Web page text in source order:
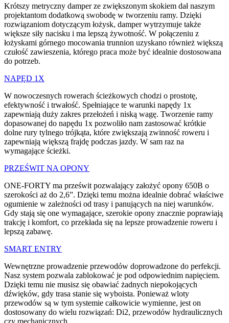
Krótszy metryczny damper ze zwiększonym skokiem dał naszym
projektantom dodatkową swobodę w tworzeniu ramy. Dzięki
rozwiązaniom dotyczącym łożysk, damper wytrzymuje także
większe siły nacisku i ma lepszą żywotność. W połączeniu z
łożyskami górnego mocowania trunnion uzyskano również większą
czułość zawieszenia, którego praca może być idealnie dostosowana
do potrzeb.
NAPĘD 1X
W nowoczesnych rowerach ścieżkowych chodzi o prostotę,
efektywność i trwałość. Spełniające te warunki napędy 1x
zapewniają duży zakres przełożeń i niską wagę. Tworzenie ramy
dopasowanej do napędu 1x pozwoliło nam zastosować krótkie
dolne rury tylnego trójkąta, które zwiększają zwinność roweru i
zapewniają większą frajdę podczas jazdy. W sam raz na
wymagające ścieżki.
PRZEŚWIT NA OPONY
ONE-FORTY ma prześwit pozwalający założyć opony 650B o
szerokości aż do 2,6”. Dzięki temu można idealnie dobrać właściwe
ogumienie w zależności od trasy i panujących na niej warunków.
Gdy stają się one wymagające, szerokie opony znacznie poprawiają
trakcję i komfort, co przekłada się na lepsze prowadzenie roweru i
lepszą zabawę.
SMART ENTRY
Wewnętrzne prowadzenie przewodów doprowadzone do perfekcji.
Nasz system pozwala zablokować je pod odpowiednim napięciem.
Dzięki temu nie musisz się obawiać żadnych niepokojących
dźwięków, gdy trasa stanie się wyboista. Ponieważ wloty
przewodów są w tym systemie całkowicie wymienne, jest on
dostosowany do wielu rozwiązań: Di2, przewodów hydraulicznych